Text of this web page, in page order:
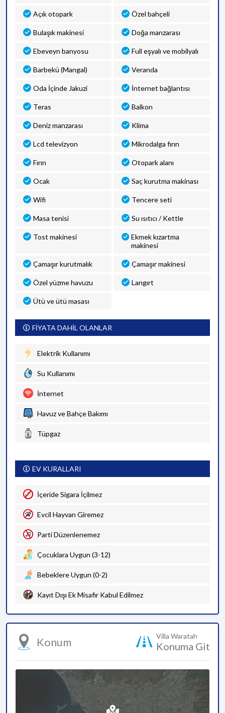
Açık otopark Özel bahçeli
Bulaşık makinesi Doğa manzarası
Ebeveyn banyosu Full eşyalı ve mobilyalı
Barbekü (Mangal) Veranda
Oda İçinde Jakuzi İnternet bağlantısı
Teras Balkon
Deniz manzarası Klima
Lcd televizyon Mikrodalga fırın
Fırın Otopark alanı
Ocak Saç kurutma makinası
Wifi Tencere seti
Masa tenisi Su ısıtıcı / Kettle
Tost makinesi
Ekmek kızartma
makinesi
Çamaşır kurutmalık Çamaşır makinesi
Özel yüzme havuzu Langırt
Ütü ve ütü masası
FİYATA DAHİL OLANLAR
Elektrik Kullanımı
Su Kullanımı
İnternet
Havuz ve Bahçe Bakımı
Tüpgaz
EV KURALLARI
İçeride Sigara İçilmez
Evcil Hayvan Giremez
Parti Düzenlenemez
Çocuklara Uygun (3-12)
Bebeklere Uygun (0-2)
Kayıt Dışı Ek Misafir Kabul Edilmez
Konum Villa Waratah
Konuma Git